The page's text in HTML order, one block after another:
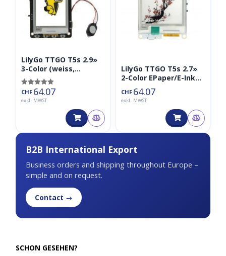
B2B International Export
Business orders and shipping throughout Europe –
simple and on request.
Contact →
SCHON GESEHEN?
LilyGo TTGO T5s 2.9»
3-Color (weiss,
schwarz, gelb)
EPaper/E-Ink inkl.
ESP32 und Mikrofon
(Eink, MAX9835,
Bewertet mit
von 5
CHF 64.07
exkl. MWST
LilyGo TTGO T5s 2.7»
2-Color EPaper/E-Ink
inkl. ESP32 und
Mikrofon (Eink),
MAX9835, ICS43434)
CHF 64.07
exkl. MWST